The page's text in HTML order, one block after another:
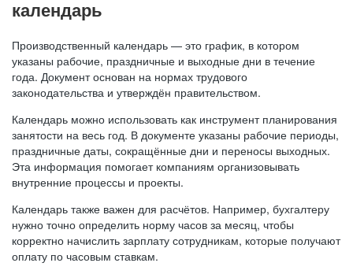
календарь
Производственный календарь — это график, в котором
указаны рабочие, праздничные и выходные дни в течение
года. Документ основан на нормах трудового
законодательства и утверждён правительством.
Календарь можно использовать как инструмент планирования
занятости на весь год. В документе указаны рабочие периоды,
праздничные даты, сокращённые дни и переносы выходных.
Эта информация помогает компаниям организовывать
внутренние процессы и проекты.
Календарь также важен для расчётов. Например, бухгалтеру
нужно точно определить норму часов за месяц, чтобы
корректно начислить зарплату сотрудникам, которые получают
оплату по часовым ставкам.